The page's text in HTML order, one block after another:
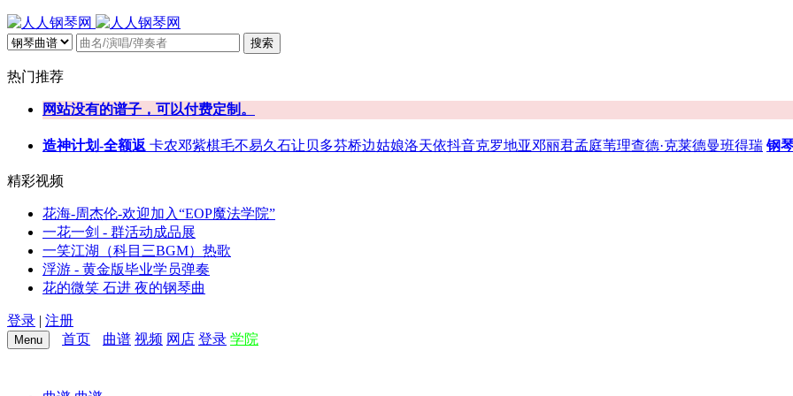
搜索
热门推荐
网站没有的谱子，可以付费定制。
造神计划-全额返 卡农邓紫棋毛不易久石让贝多芬桥边姑娘洛天依抖音克罗地亚邓丽君孟庭苇理查德·克莱德曼班得瑞 钢
精彩视频
花海-周杰伦-欢迎加入“EOP魔法学院”
一花一剑 - 群活动成品展
一笑江湖（科目三BGM）热歌
浮游 - 黄金版毕业学员弹奏
花的微笑 石进 夜的钢琴曲
登录 | 注册
Menu 首页 曲谱 视频 网店 登录 学院